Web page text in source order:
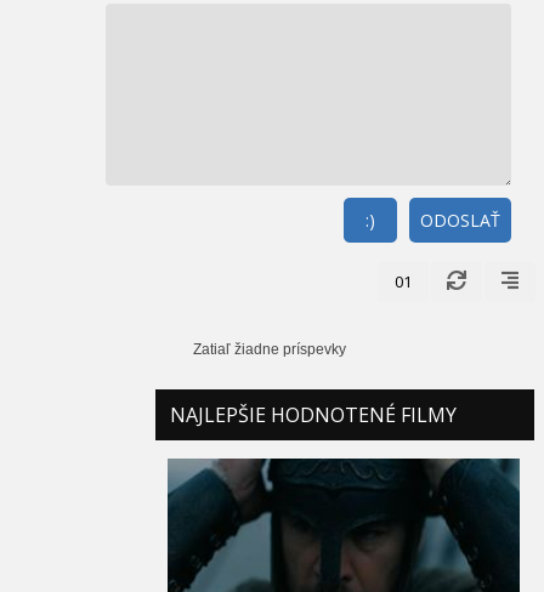
ODOSLAŤ
:)
01
Zatiaľ žiadne príspevky
NAJLEPŠIE HODNOTENÉ FILMY